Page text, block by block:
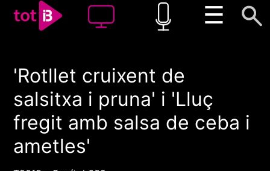
☰
00:00 00:00
1x
'Rotllet cruixent de
salsitxa i pruna' i 'Lluç
fregit amb salsa de ceba i
ametles'